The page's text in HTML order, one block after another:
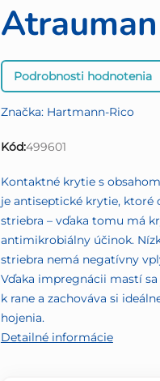
Priemerné
hodnotenie
je
0,0
5
hviezdičiek.
Podrobnosti hodnotenia
Značka: Hartmann-Rico
Kód:499601
Kontaktné krytie s
je antiseptické krytie, ktoré
striebra – vďaka tomu má
antimikrobiálny účinok.
striebra nemá negatívny
Vďaka impregnácii mastí
k rane a zachováva si
hojenia.
Detailné informácie